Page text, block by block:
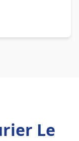
Le